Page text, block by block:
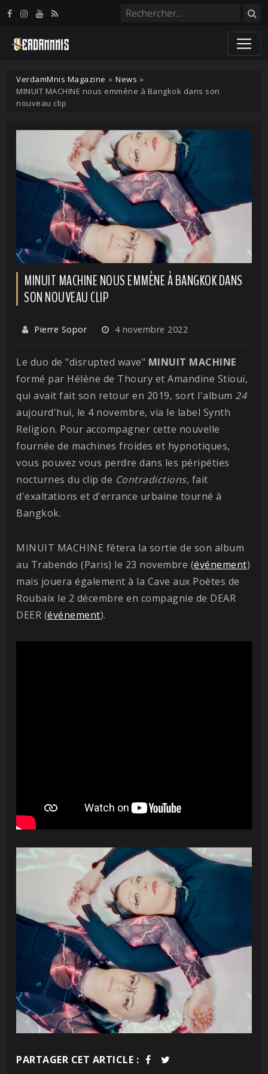
VerdamMnis Magazine » News »
MINUIT MACHINE nous emmène à Bangkok dans son
nouveau clip
MINUIT MACHINE NOUS EMMÈNE À BANGKOK DANS
SON NOUVEAU CLIP
Pierre Sopor 4 novembre 2022
Le duo de "disrupted wave" MINUIT MACHINE
formé par Hélène de Thoury et Amandine Stioui,
qui avait fait son retour en 2019, sort l'album 24
aujourd'hui, le 4 novembre, via le label Synth
Religion. Pour accompagner cette nouvelle
fournée de machines froides et hypnotiques,
vous pouvez vous perdre dans les péripéties
nocturnes du clip de Contradictions, fait
d'exaltations et d'errance urbaine tourné à
Bangkok.
MINUIT MACHINE fêtera la sortie de son album
au Trabendo (Paris) le 23 novembre (événement)
mais jouera également à la Cave aux Poètes de
Roubaix le 2 décembre en compagnie de DEAR
DEER (événement).
PARTAGER CET ARTICLE :
Panneau de gestion des cookies